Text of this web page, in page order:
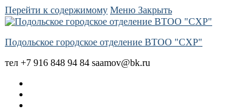
Перейти к содержимому Меню Закрыть
Подольское городское отделение ВТОО "СХР"
тел +7 916 848 94 84 saamov@bk.ru